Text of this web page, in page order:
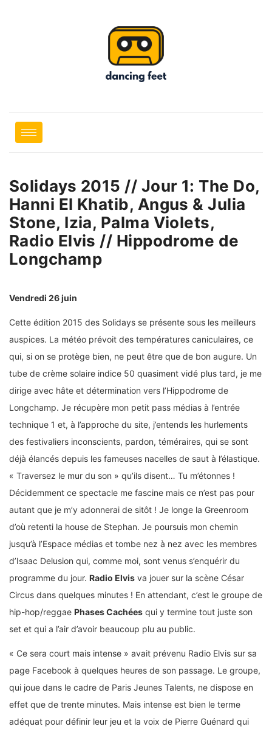
Solidays 2015 // Jour 1: The Do,
Hanni El Khatib, Angus & Julia
Stone, Izia, Palma Violets,
Radio Elvis // Hippodrome de
Longchamp
Vendredi 26 juin
Cette édition 2015 des Solidays se présente sous les meilleurs
auspices. La météo prévoit des températures caniculaires, ce
qui, si on se protège bien, ne peut être que de bon augure. Un
tube de crème solaire indice 50 quasiment vidé plus tard, je me
dirige avec hâte et détermination vers l’Hippodrome de
Longchamp. Je récupère mon petit pass médias à l’entrée
technique 1 et, à l’approche du site, j’entends les hurlements
des festivaliers inconscients, pardon, téméraires, qui se sont
déjà élancés depuis les fameuses nacelles de saut à l’élastique.
« Traversez le mur du son » qu’ils disent… Tu m’étonnes !
Décidemment ce spectacle me fascine mais ce n’est pas pour
autant que je m’y adonnerai de sitôt ! Je longe la Greenroom
d’où retenti la house de Stephan. Je poursuis mon chemin
jusqu’à l’Espace médias et tombe nez à nez avec les membres
d’Isaac Delusion qui, comme moi, sont venus s’enquérir du
programme du jour. Radio Elvis va jouer sur la scène César
Circus dans quelques minutes ! En attendant, c’est le groupe de
hip-hop/reggae Phases Cachées qui y termine tout juste son
set et qui a l’air d’avoir beaucoup plu au public.
« Ce sera court mais intense » avait prévenu Radio Elvis sur sa
page Facebook à quelques heures de son passage. Le groupe,
qui joue dans le cadre de Paris Jeunes Talents, ne dispose en
effet que de trente minutes. Mais intense est bien le terme
adéquat pour définir leur jeu et la voix de Pierre Guénard qui